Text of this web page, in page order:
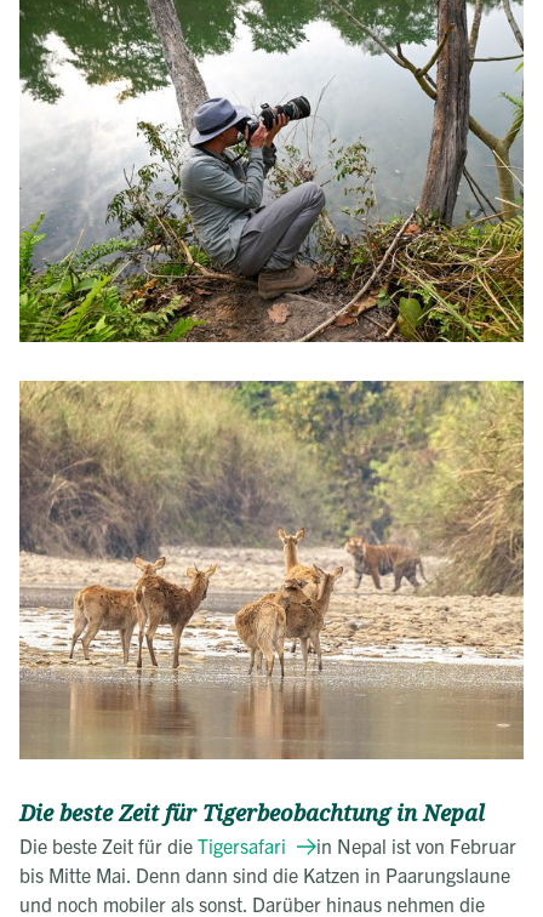
Die beste Zeit für Tigerbeobachtung in Nepal
Die beste Zeit für die Tigersafari
in Nepal ist von Februar
bis Mitte Mai. Denn dann sind die Katzen in Paarungslaune
und noch mobiler als sonst. Darüber hinaus nehmen die